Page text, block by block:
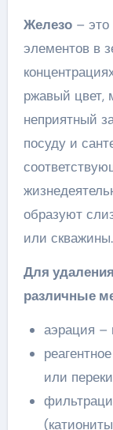
Железо– это
элементов в
ржавый цвет,
неприятный
посуду и
образуют
или скважины.
Для
различные
аэрация –
или